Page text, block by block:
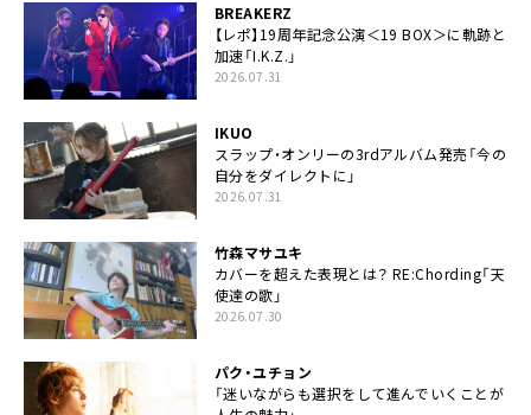
BREAKERZ
【レポ】19周年記念公演＜19 BOX＞に軌跡と
加速「I.K.Z.」
2026.07.31
IKUO
スラップ・オンリーの3rdアルバム発売「今の
自分をダイレクトに」
2026.07.31
竹森マサユキ
カバーを超えた表現とは？ RE:Chording「天
使達の歌」
2026.07.30
パク・ユチョン
「迷いながらも選択をして進んでいくことが